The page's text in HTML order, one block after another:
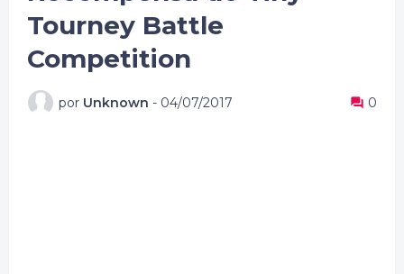
Tourney Battle
Competition
por Unknown - 04/07/2017 0